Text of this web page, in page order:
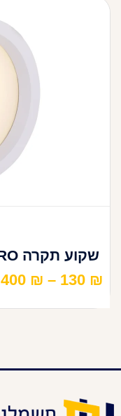
שקוע תקרה PANDA-PRO
130 ₪
–
400 ₪